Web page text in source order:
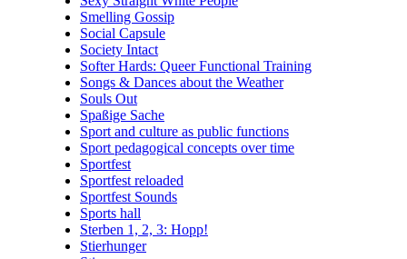
Smelling Gossip
Social Capsule
Society Intact
Softer Hards: Queer Functional Training
Songs & Dances about the Weather
Souls Out
Spaßige Sache
Sport and culture as public functions
Sport pedagogical concepts over time
Sportfest
Sportfest reloaded
Sportfest Sounds
Sports hall
Sterben 1, 2, 3: Hopp!
Stierhunger